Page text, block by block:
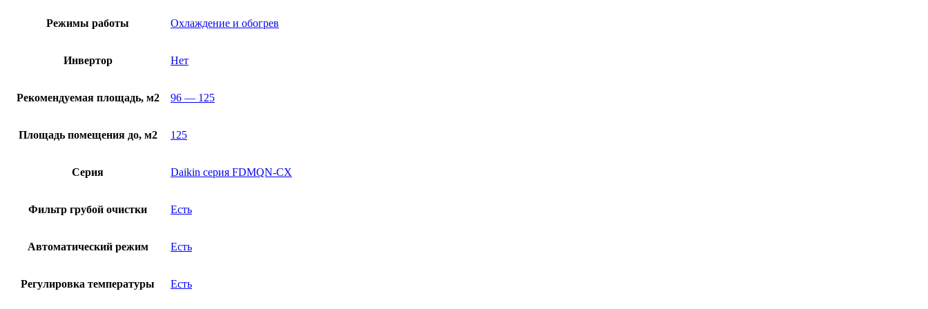
Режимы работы Охлаждение и обогрев
Инвертор Нет
Рекомендуемая площадь, м2 96 — 125
Площадь помещения до, м2 125
Серия Daikin серия FDMQN-CX
Фильтр грубой очистки Есть
Автоматический режим Есть
Регулировка температуры Есть